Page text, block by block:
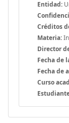
Entidad:
Créditos
Materia:
Director
Fecha de
Fecha de
Curso